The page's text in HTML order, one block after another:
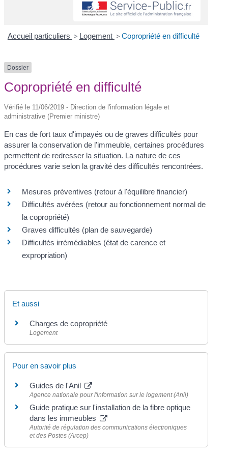
Accueil particuliers > Logement > Copropriété en difficulté
Dossier
Copropriété en difficulté
Vérifié le 11/06/2019 - Direction de l'information légale et
administrative (Premier ministre)
En cas de fort taux d'impayés ou de graves difficultés pour
assurer la conservation de l'immeuble, certaines procédures
permettent de redresser la situation. La nature de ces
procédures varie selon la gravité des difficultés rencontrées.
Mesures préventives (retour à l'équilibre financier)
Difficultés avérées (retour au fonctionnement normal de
la copropriété)
Graves difficultés (plan de sauvegarde)
Difficultés irrémédiables (état de carence et
expropriation)
Et aussi
Charges de copropriété
Logement
Pour en savoir plus
Guides de l'Anil
Agence nationale pour l'information sur le logement (Anil)
Guide pratique sur l'installation de la fibre optique
dans les immeubles
Autorité de régulation des communications électroniques
et des Postes (Arcep)